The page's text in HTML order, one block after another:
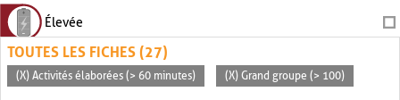
Élevée
TOUTES LES FICHES (27)
(X) Activités élaborées (> 60 minutes) (X) Grand groupe (> 100)